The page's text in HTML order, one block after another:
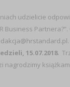
udzielicie
Business
.
15.07.2018.